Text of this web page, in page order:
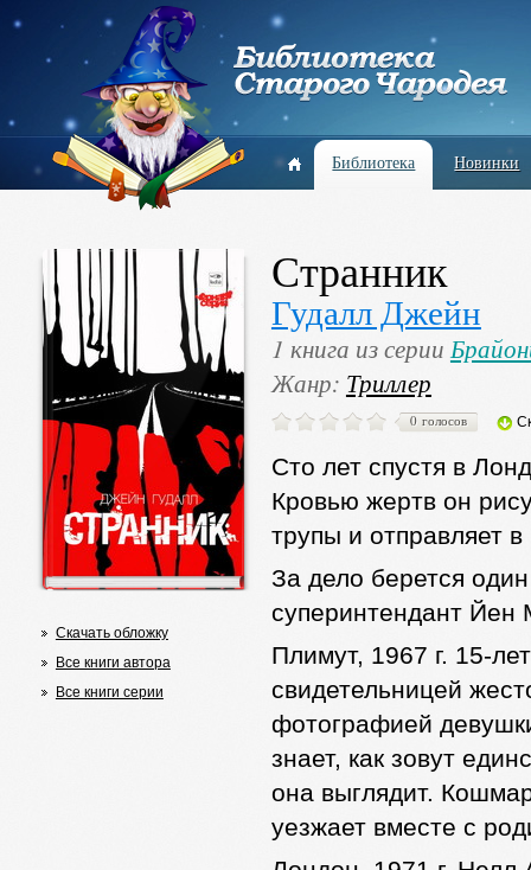
Библиотека Новинки
Скачать обложку
Все книги автора
Все книги серии
Странник
Гудалл Джейн
1 книга из серии
Жанр: Триллер
0 голосов
Сто лет спустя в
Кровью жертв он
трупы и отправляет
За дело берется
суперинтендант
Плимут, 1967 г. 15-
свидетельницей
фотографией
знает, как зовут
она выглядит.
уезжает вместе с